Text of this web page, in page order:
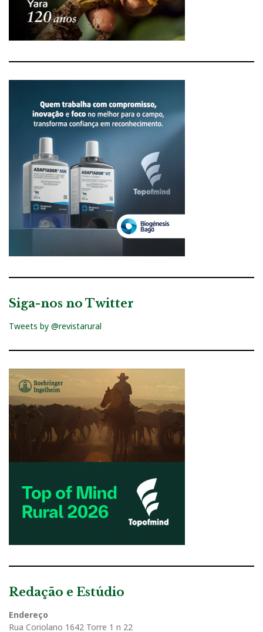
Siga-nos no Twitter
Tweets by @revistarural
Redação e Estúdio
Endereço
Rua Coriolano 1642 Torre 1 n 22